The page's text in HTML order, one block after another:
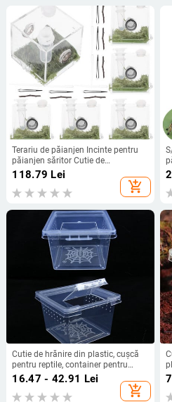
Terariu de păianjen Incinte pentru
păianjen săritor Cutie de
reproducție acrilic pentru reptile
Tarantula Scorpion Sling Izopode
Nevertebrate
118.79 Lei
add_shopping_cart
Cutie de hrănire din plastic, cușcă
pentru reptile, container pentru
incubație, cutie pentru creșterea
insectelor, cutie transparentă pentru
reproducere, păianjen gândac, casă
16.47 - 42.91 Lei
add_shopping_cart